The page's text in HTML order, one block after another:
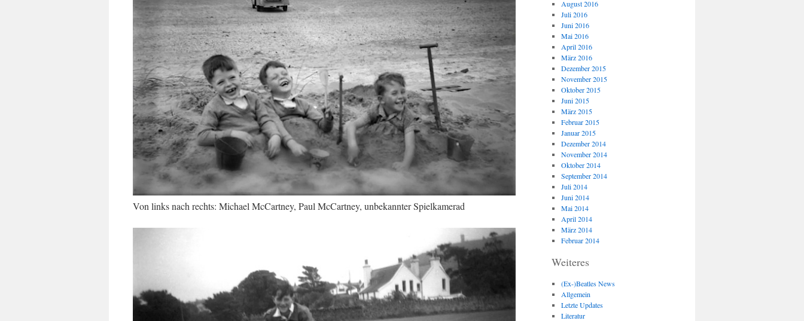
Von links nach rechts: Michael McCartney, Paul McCartney, unbekannter Spielkamerad
August 2016
Juli 2016
Juni 2016
Mai 2016
April 2016
März 2016
Dezember 2015
November 2015
Oktober 2015
Juni 2015
März 2015
Februar 2015
Januar 2015
Dezember 2014
November 2014
Oktober 2014
September 2014
Juli 2014
Juni 2014
Mai 2014
April 2014
März 2014
Februar 2014
Weiteres
(Ex-)Beatles News
Allgemein
Letzte Updates
Literatur